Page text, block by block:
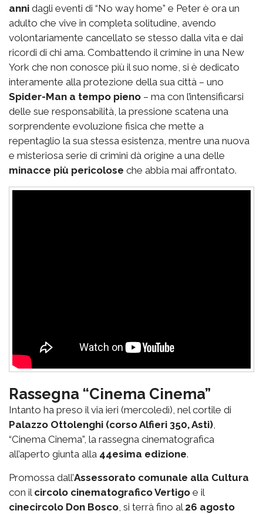
anni dagli eventi di “No way home” e Peter è ora un
adulto che vive in completa solitudine, avendo
volontariamente cancellato se stesso dalla vita e dai
ricordi di chi ama. Combattendo il crimine in una New
York che non conosce più il suo nome, si è dedicato
interamente alla protezione della sua città – uno
Spider-Man a tempo pieno – ma con l’intensificarsi
delle sue responsabilità, la pressione scatena una
sorprendente evoluzione fisica che mette a
repentaglio la sua stessa esistenza, mentre una nuova
e misteriosa serie di crimini dà origine a una delle
minacce più pericolose che abbia mai affrontato.
Rassegna “Cinema Cinema”
Intanto ha preso il via ieri (mercoledì), nel cortile di
Palazzo Ottolenghi (corso Alfieri 350, Asti),
“Cinema Cinema”, la rassegna cinematografica
all’aperto giunta alla 44esima edizione.
Promossa dall’Assessorato comunale alla Cultura
con il circolo cinematografico Vertigo e il
cinecircolo Don Bosco, si terrà fino al 26 agosto